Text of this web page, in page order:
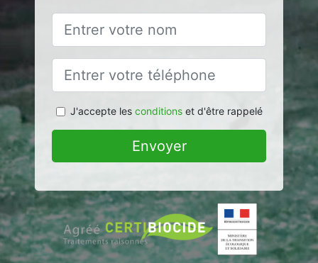
J'accepte les conditionset d'être rappelé
Envoyer